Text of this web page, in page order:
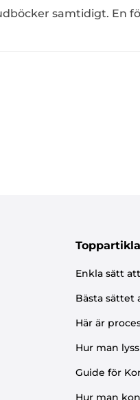
samtidigt. En
Enkla sätt
Bästa sättet
Här är
Hur man
Guide för